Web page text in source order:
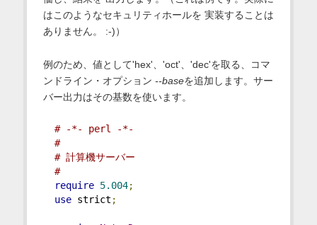
はこのようなセキュリティホールを 実装することは
ありません。 :-)）
例のため、値として'hex'、'oct'、'dec'を取る、コマ
ンドライン・オプション --baseを追加します。サー
バー出力はその基数を使います。
# -*- perl -*-
#
# 計算機サーバー
#
require 5.004;
use strict ;